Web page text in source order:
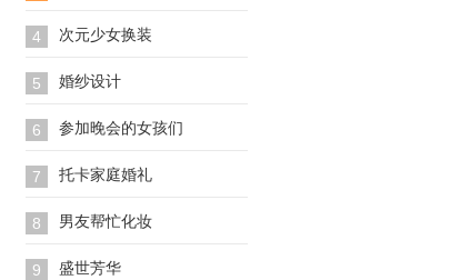
4 次元少女换装
5 婚纱设计
6 参加晚会的女孩们
7 托卡家庭婚礼
8 男友帮忙化妆
9 盛世芳华